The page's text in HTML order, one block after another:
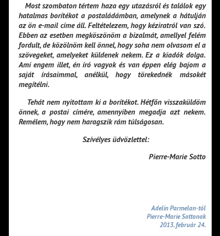
Most szombaton tértem haza egy utazásról és találok egy
hatalmas borítékot a postaládámban, amelynek a hátulján
az ön e-mail címe áll. Feltételezem, hogy kéziratról van szó.
Ebben az esetben megköszönöm a bizalmát, amellyel felém
fordult, de közölnöm kell önnel, hogy soha nem olvasom el a
szövegeket, amelyeket küldenek nekem. Ez a kiadók dolga.
Ami engem illet, én író vagyok és van éppen elég bajom a
saját írásaimmal, anélkül, hogy törekednék másokét
megítélni.
Tehát nem nyitottam ki a borítékot. Hétfőn visszaküldöm
önnek, a postai címére, amennyiben megadja azt nekem.
Remélem, hogy nem haragszik rám túlságosan.
Szívélyes üdvözlettel:
Pierre-Marie Sotto
Adelin Parmelan-tól
Pierre-Marie Sottonak
2013. február 24.